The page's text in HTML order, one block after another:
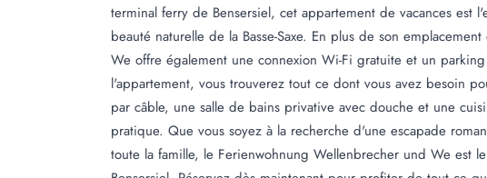
terminal ferry de Bensersiel, cet appartement de vacances
beauté naturelle de la Basse-Saxe. En plus de son
We offre également une connexion Wi-Fi gratuite et un
l'appartement, vous trouverez tout ce dont vous avez besoin
par câble, une salle de bains privative avec douche et une
pratique. Que vous soyez à la recherche d'une escapade
toute la famille, le Ferienwohnung Wellenbrecher und We est